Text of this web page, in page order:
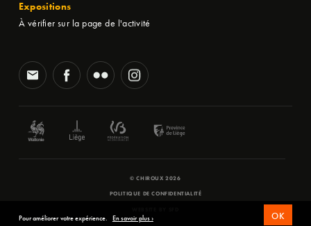
Expositions
À vérifier sur la page de l'activité
© CHIROUX 2026
POLITIQUE DE CONFIDENTIALITÉ
Pour améliorer votre expérience. En savoir plus › OK